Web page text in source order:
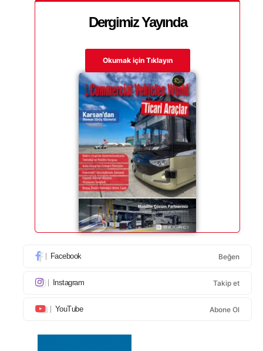
Dergimiz Yayında
Okumak için Tıklayın
Facebook Beğen
Instagram Takip et
YouTube Abone Ol